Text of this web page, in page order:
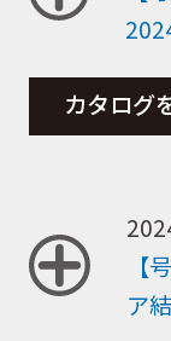
カタログ
【
ア